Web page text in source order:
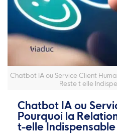
Chatbot IA ou Service Client
Reste t elle
Chatbot IA ou
Pourquoi la
t-elle Indispensable